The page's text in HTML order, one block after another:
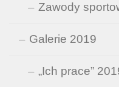
Zawody
Galerie 2019
„Ich prace”